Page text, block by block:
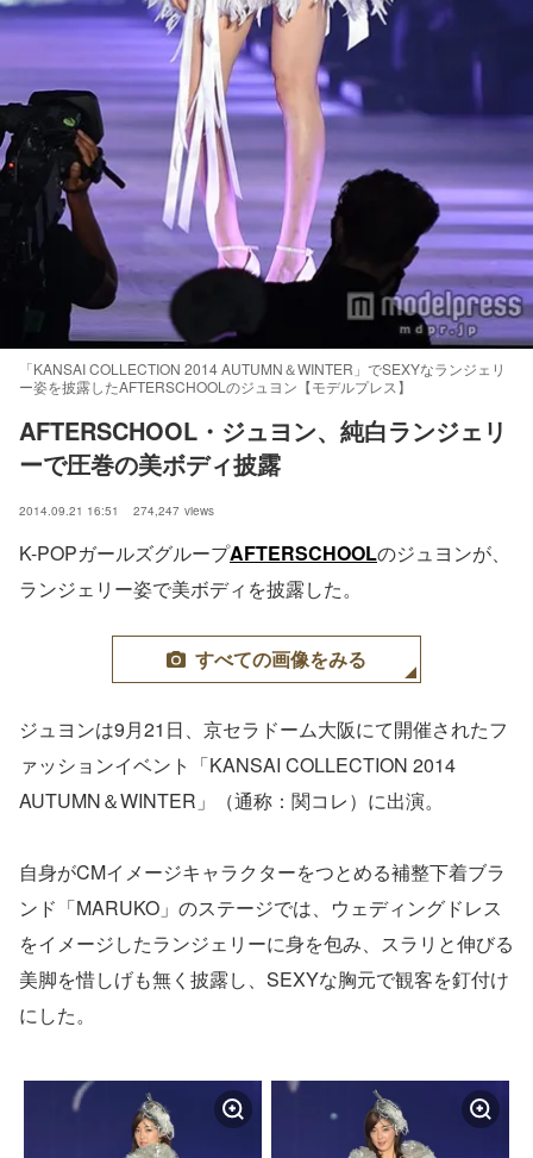
「KANSAI COLLECTION 2014 AUTUMN＆WINTER」でSEXYなランジェリ
ー姿を披露したAFTERSCHOOLのジュヨン【モデルプレス】
AFTERSCHOOL・ジュヨン、純白ランジェリ
ーで圧巻の美ボディ披露
2014.09.21 16:51 274,247 views
K-POPガールズグループAFTERSCHOOLのジュヨンが、
ランジェリー姿で美ボディを披露した。
すべての画像をみる
ジュヨンは9月21日、京セラドーム大阪にて開催されたフ
ァッションイベント「KANSAI COLLECTION 2014
AUTUMN＆WINTER」（通称：関コレ）に出演。
自身がCMイメージキャラクターをつとめる補整下着ブラ
ンド「MARUKO」のステージでは、ウェディングドレス
をイメージしたランジェリーに身を包み、スラリと伸びる
美脚を惜しげも無く披露し、SEXYな胸元で観客を釘付け
にした。